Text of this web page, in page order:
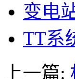
变电
TT系
上一篇: